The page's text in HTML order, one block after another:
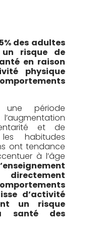
des adultes
un risque de
en raison
physique
une période
et de
les habitudes
ont tendance
à l’âge
d’activité
un risque
santé des